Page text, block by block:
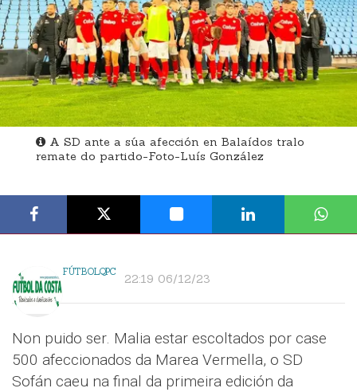
A SD ante a súa afección en Balaídos tralo
remate do partido-Foto-Luís González
FÚTBOLQPC 22:19 06/12/23
Non puido ser. Malia estar escoltados por case
500 afeccionados da Marea Vermella, o SD
Sofán caeu na final da primeira edición da